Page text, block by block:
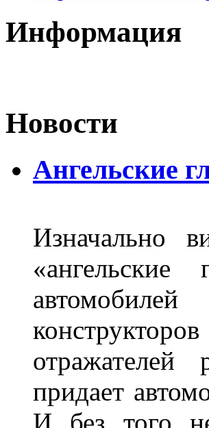
Информация
Новости
Ангельские
Изначально
«ангельские
отражателей
придает